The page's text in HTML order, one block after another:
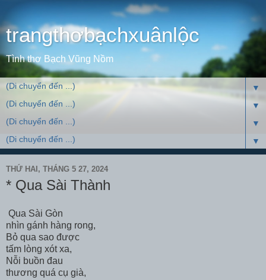
trangthơbạchxuânlộc
Tình thơ Bạch Vũng Nồm
▼
▼
▼
▼
THỨ HAI, THÁNG 5 27, 2024
* Qua Sài Thành
Qua Sài Gòn
nhìn gánh hàng rong,
Bỏ qua sao được
tấm lòng xót xa,
Nỗi buồn đau
thương quá cụ già,